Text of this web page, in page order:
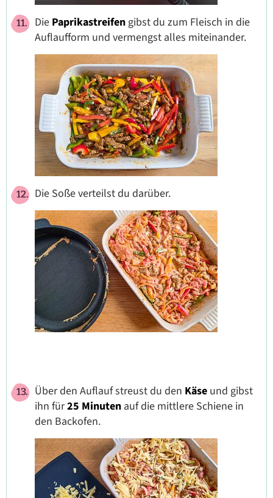
Die Paprikastreifengibst du zum Fleisch in die
Auflaufform und vermengst alles miteinander.
Die Soße verteilst du darüber.
Über den Auflauf streust du den Käse und gibst
ihn für25 Minuten auf die mittlere Schiene in
den Backofen.